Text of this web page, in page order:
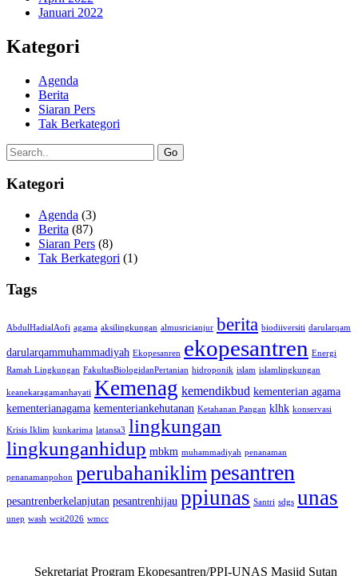
Januari 2022
Kategori
Agenda
Berita
Siaran Pers
Tak Berkategori
Go
Kategori
Agenda (3)
Berita (87)
Siaran Pers (8)
Tak Berkategori (1)
Tags
AbdulHadialAofi agama aksilingkungan almusricianjur berita biodiiversiti darularqam
darularqammuhammadiyah Ekopesanren ekopesantren Energi
Ramah Lingkungan FakultasBiologidanPertanian hidroponik islam islamlingkungan
keanekaragamanhayati Kemenag kemendikbud kementerian agama
kementerianagama kementeriankehutanan Ketahanan Pangan klhk konservasi
Krisis Iklim kunkarima latansa3 lingkungan
lingkunganhidup mbkm muhammadiyah penanaman
penanamanpohon perubahaniklimpesantren
pesantrenberkelanjutan pesantrenhijau ppiunas Santri sdgs unas
unep wash wcit2026 wmcc
Sekretariat Program Ekopesantren/PPI-UNAS Masjid Sutan